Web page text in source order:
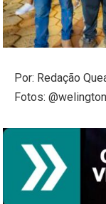
Por: Redação
Fotos: